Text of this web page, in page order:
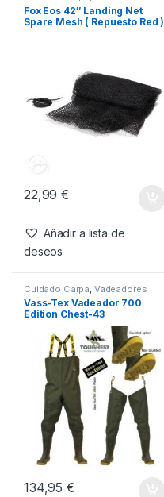
Fox Eos 42″ Landing Net
Spare Mesh ( Repuesto Red )
22,99€
Añadir a lista de
deseos
Cuidado Carpa Vadeadores
Vass-Tex Vadeador 700
Edition Chest-43
134,95€